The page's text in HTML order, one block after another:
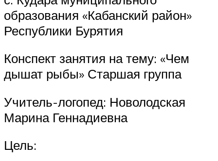
образования «Кабанский район»
Республики Бурятия
Конспект занятия на тему: «Чем
дышат рыбы» Старшая группа
Учитель-логопед: Новолодская
Марина Геннадиевна
Цель: